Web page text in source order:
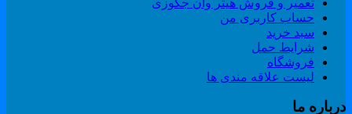
حساب کاربری من
سبد خرید
شرایط حمل
فروشگاه
لیست علاقه مندی ها
ما